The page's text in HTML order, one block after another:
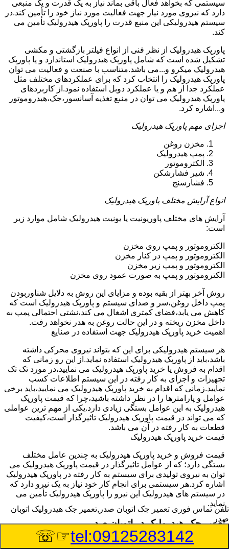
سیستمی که بخواهد فعال باقی بماند نیاز به یک قدرت و یک منبعی
دارد که نیروی مورد نیاز جهت فعالیت مورد نیاز خود را تأمین کند.در
سیستم هیدرولیکی این منبع قدرت را پاورپک هیدرولیک تأمین می
کند.
پاورپک هیدرولیک از نظر فنی از انواع فیلتر بازگشتی و مکشی
تشکیل شده است که شامل پاورپک هیدرولیک استاندارد و یا پاورپک
هیدرولیک میکرو و...می باشد.متناسب با صنعت و فعالیت می توان
پاورپک هیدرولیک را انتخاب کرد که برای عملکردهای مختلف مثل
عملکرد جدا از هم و یا عملکرد دوبل استفاده نمود.از کاربردهای
پاورپک هیدرولیک می توان در منبع تغذیه آسانسور،جک،هیدروموتور
و...اشاره کرد.
اجزای مهم پاورپک هیدرولیک
مخزن روغن
پمپ هیدرولیک
الکتروموتور
شیر فشارشکن
فشارسنج
انواع آرایش مختلف پاورپک هیدرولیک
آرایش های مختلف پاوریونیت یا یونیت هیدرولیک شامل موارد زیر
است:
الکتروموتور و پمپ روی مخزن
الکتروموتور و پمپ در کنار مخزن
الکتروموتور و پمپ زیر مخزن
الکتروموتور و پمپ به صورت عمود روی مخزن
روش آخر بهتر از بقیه بوده و مزایای این روش به دلایل شناوربودن
پمپ داخل روغن،سر و صدای سیستم و پاورپک هیدرولیک است که
کاهش می یابد،فضای کمتری اشغال می کند،نشتی احتمالی پمپ به
داخل مخزن ریخته و در این حالت روغن به هدر نخواهد رفت.
اهمیت خرید پاورپک هیدرولیک جهت استفاده در صنایع
هر سیستم هیدرولیکی برای این که بتواند نیروی محرکی داشته
باشد،باید از پاورپک هیدرولیک استفاده نماید.از این رو زمانی که
اقدام به فروش یا خرید پاورپک هیدرولیک می نمایید،در مورد تک تک
تجهیزات و اجزای به کار رفته در این سیستم اطلاعات کسب
نمایید.زمانی که اقدام به خرید پاورپک هیدرولیک می نمایید،باید برخی
عوامل و پارامترها را در نظر داشته باشید،چرا که قیمت پاورپک
هیدرولیک به این عوامل بستگی زیادی دارد.یکی از مهم ترین عواملی
که می تواند در قیمت پاورپک هیدرولیک تاثیرگذار است،کیفیت
قطعات به کار رفته در آن می باشد.
قیمت خرید پاورپک هیدرولیک
قیمت فروش و خرید پاورپک هیدرولیک به چندین عامل مختلف
بستگی دارد؛ که از عوامل تاثیرگذار در قیمت پاورپک هیدرولیک می
توان به نیروی تولیدی برای سیستم به کار رفته در پاورپک هیدرولیک
اشاره کرد.هر سیستمی برای انجام کار خود نیاز به یک نیرو دارد که
در سیستم های هیدرولیک این نیرو را پاورپک هیدرولیک تأمین می
نماید.
تعمیر جک هیدرولیک در اتوبان صدر
وسیله‎ای که با عملکرد خود موجب بلند شدن اهرم و یا وزن سنگین
تلفن تماس فوری تعمیر جک اتوبان صدر,تعمیر جک هیدرولیک اتوبان
صدر
tel:09125283142
☞☏